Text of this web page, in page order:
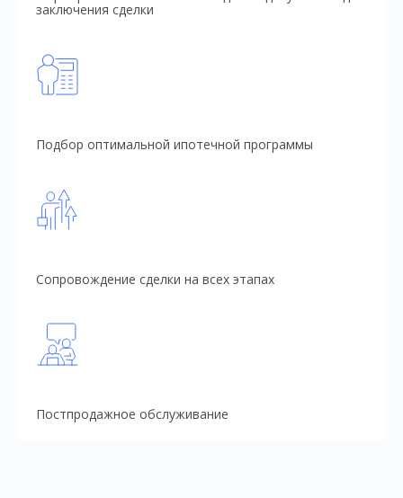
заключения сделки
Подбор оптимальной ипотечной программы
Сопровождение сделки на всех этапах
Постпродажное обслуживание